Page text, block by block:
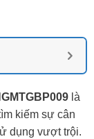
là
kiếm sự cân
dụng vượt trội.